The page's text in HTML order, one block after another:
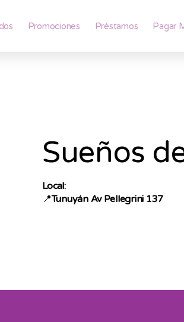
Promociones Préstamos Pagar
Sueños
Local:
📍Tunuyán Av Pellegrini 137